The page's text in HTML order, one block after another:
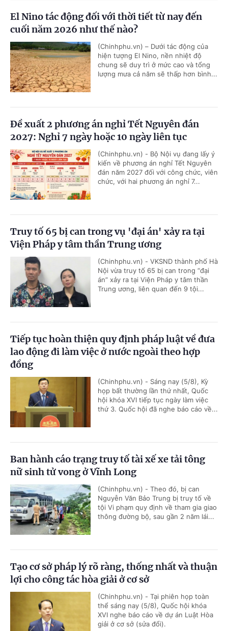
El Nino tác động đối với thời tiết từ nay đến
cuối năm 2026 như thế nào?
(Chinhphu.vn) – Dưới tác động của
hiện tượng El Nino, nền nhiệt độ
chung sẽ duy trì ở mức cao và tổng
lượng mưa cả năm sẽ thấp hơn bình...
Đề xuất 2 phương án nghỉ Tết Nguyên đán
2027: Nghỉ 7 ngày hoặc 10 ngày liên tục
(Chinhphu.vn) - Bộ Nội vụ đang lấy ý
kiến về phương án nghỉ Tết Nguyên
đán năm 2027 đối với công chức, viên
chức, với hai phương án nghỉ 7...
Truy tố 65 bị can trong vụ 'đại án' xảy ra tại
Viện Pháp y tâm thần Trung ương
(Chinhphu.vn) - VKSND thành phố Hà
Nội vừa truy tố 65 bị can trong “đại
án” xảy ra tại Viện Pháp y tâm thần
Trung ương, liên quan đến 9 tội...
Tiếp tục hoàn thiện quy định pháp luật về đưa
lao động đi làm việc ở nước ngoài theo hợp
đồng
(Chinhphu.vn) - Sáng nay (5/8), Kỳ
họp bất thường lần thứ nhất, Quốc
hội khóa XVI tiếp tục ngày làm việc
thứ 3. Quốc hội đã nghe báo cáo về...
Ban hành cáo trạng truy tố tài xế xe tải tông
nữ sinh tử vong ở Vĩnh Long
(Chinhphu.vn) - Theo đó, bị can
Nguyễn Văn Bảo Trung bị truy tố về
tội Vi phạm quy định về tham gia giao
thông đường bộ, sau gần 2 năm lái...
Tạo cơ sở pháp lý rõ ràng, thống nhất và thuận
lợi cho công tác hòa giải ở cơ sở
(Chinhphu.vn) - Tại phiên họp toàn
thể sáng nay (5/8), Quốc hội khóa
XVI nghe báo cáo về dự án Luật Hòa
giải ở cơ sở (sửa đổi).